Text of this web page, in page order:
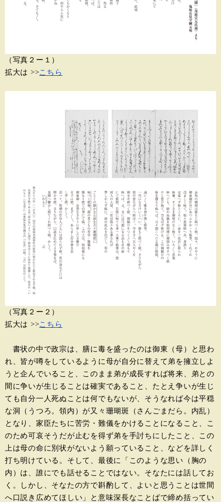
（写真２ー１）
拡大は >>こちら
（写真２ー２）
拡大は >>こちら
書状の中で政宗は、膳に毒を盛ったのは御東（母）と思わ
れ、皆が噂をしているように母が自分に替えて弟を擁立しよ
うと企んでいること、このまま弟が成長すれば将来、弟との
間に争いが生じることは確実であること、たとえ争いが生じ
ても自分一人死ぬことは何でもないが、そうなれば今は平穏
な洞（うつろ。領内）が又々珊瑚斑（さんごまだら。内乱）
となり、家臣たちに苦労・難儀をかけることになること、こ
のため可哀そうだが止むを得ず弟を手討ちにしたこと、この
上は母の命に別状がないよう願っていること、などを詳しく
打ち明けている。そして、最後に「このような思い（胸の
内）は、誰にでも話せることではない。そなたには話してお
く。しかし、そなたの方で斟酌して、よいと思うことは世間
へ口説き広めてほしい」と意味深長なことばで締め括ってい